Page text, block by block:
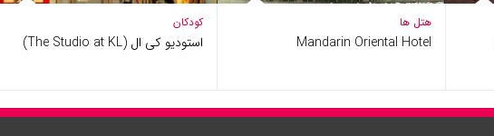
هتل ها
Mandarin Oriental Hotel
کودکان
استودیو کی ال (The Studio at KL)